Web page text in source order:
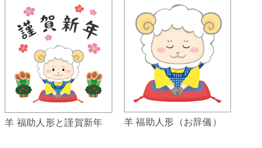
羊 福助人形と謹賀新年 羊 福助人形（お辞儀）